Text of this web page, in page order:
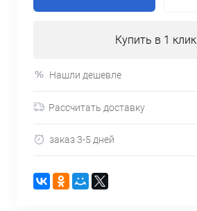
Купить в 1 клик
Нашли дешевле
Рассчитать доставку
заказ 3-5 дней